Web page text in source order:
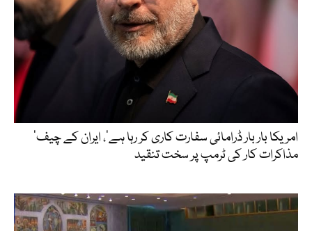
’امریکا بار بار ڈرامائی سفارت کاری کر رہا ہے‘، ایران کے چیف
مذاکرات کار کی ٹرمپ پر سخت تنقید